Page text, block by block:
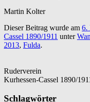
Martin Kolter
Dieser Beitrag wurde am 6.
Cassel 1890/1911 unter
2013, Fulda.
Ruderverein
Kurhessen-Cassel 1890/
Schlagwörter